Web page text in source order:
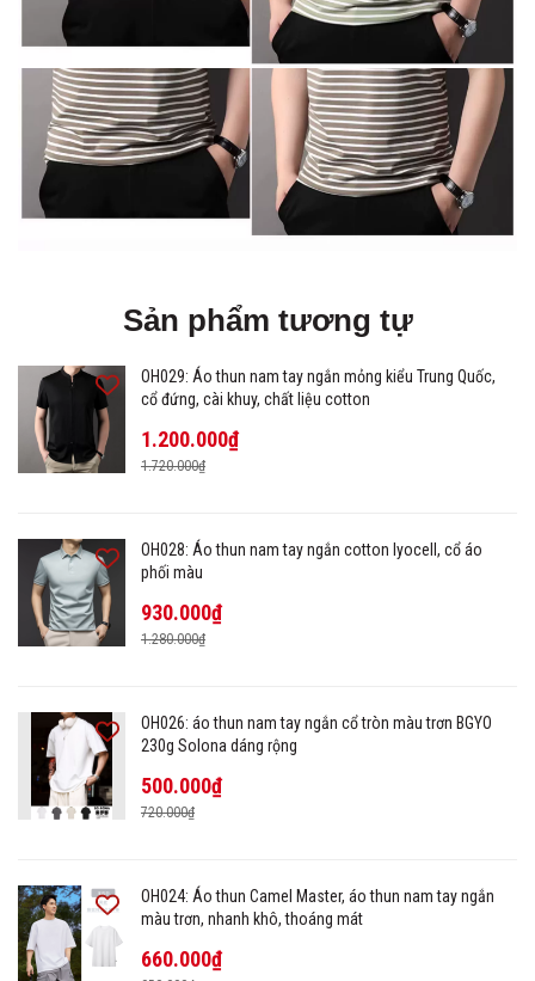
Sản phẩm tương tự
OH029: Áo thun nam tay ngắn mỏng kiểu Trung Quốc,
cổ đứng, cài khuy, chất liệu cotton
1.200.000₫
1.720.000₫
OH028: Áo thun nam tay ngắn cotton lyocell, cổ áo
phối màu
930.000₫
1.280.000₫
OH026: áo thun nam tay ngắn cổ tròn màu trơn BGYO
230g Solona dáng rộng
500.000₫
720.000₫
OH024: Áo thun Camel Master, áo thun nam tay ngắn
màu trơn, nhanh khô, thoáng mát
660.000₫